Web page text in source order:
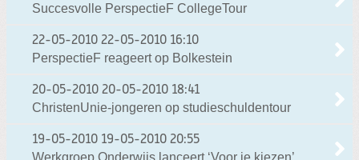
Succesvolle PerspectieF CollegeTour
22-05-2010 22-05-2010 16:10
PerspectieF reageert op Bolkestein
20-05-2010 20-05-2010 18:41
ChristenUnie-jongeren op studieschuldentour
19-05-2010 19-05-2010 20:55
Werkgroep Onderwijs lanceert ‘Voor je kiezen’